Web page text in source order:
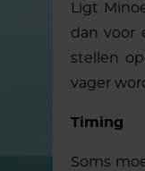
Ligt
dan voor
stellen
vager
Timing
Soms